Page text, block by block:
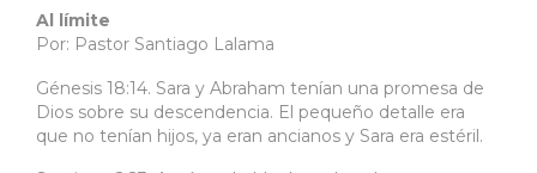
Al límite
Por: Pastor Santiago Lalama
Génesis 18:14. Sara y Abraham tenían una promesa de
Dios sobre su descendencia. El pequeño detalle era
que no tenían hijos, ya eran ancianos y Sara era estéril.